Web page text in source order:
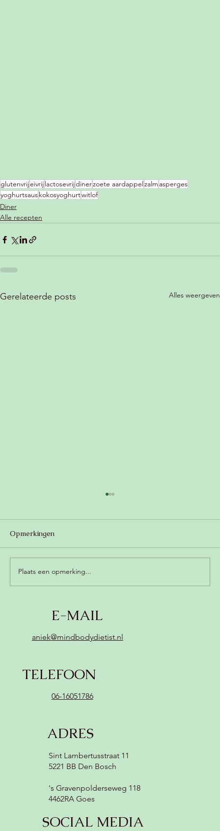
glutenvrijeivrij lactosevrijdinerzoete aardappel zalm asperges
yoghurtsaus kokosyoghurtwitlof
Diner
Alle recepten
Gerelateerde posts Alles weergeven
Romige champignonsoep met kokos
(zonder zuivel, vegan) 😍
Opmerkingen
Plaats een opmerking...
TELEFOON
06-16051786
E-MAIL
aniek@mindbodydietist.nl
SOCIAL MEDIA
ADRES
Sint Lambertusstraat 11
5221 BB Den Bosch
's Gravenpolderseweg 118
4462RA Goes